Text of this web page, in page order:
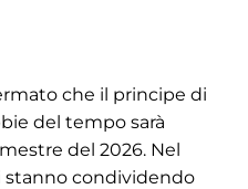
che il principe di
del tempo sarà
del 2026. Nel
condividendo